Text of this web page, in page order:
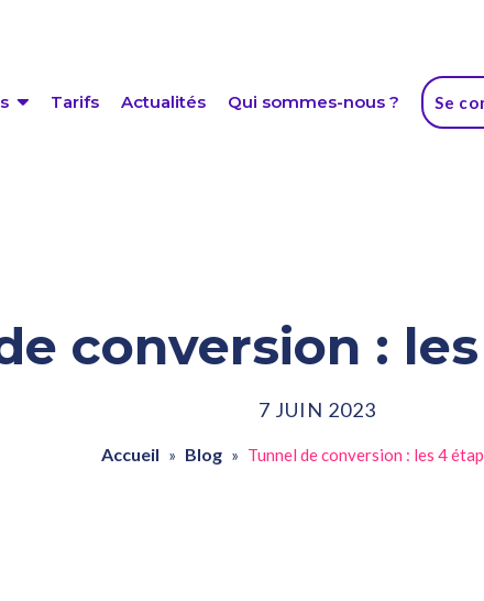
Tarifs Actualités Qui sommes-nous ? Se
conversion :
7 JUIN 2023
Accueil » Blog » Tunnel de conversion : les 4